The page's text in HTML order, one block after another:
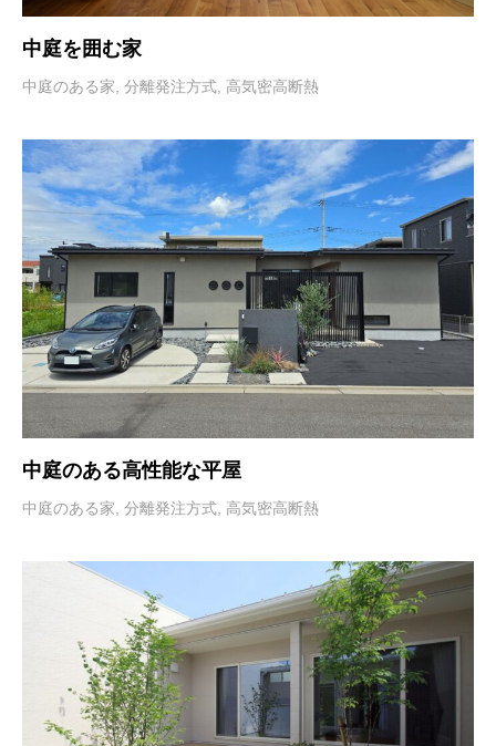
中庭を囲む家
中庭のある家, 分離発注方式, 高気密高断熱
中庭のある高性能な平屋
中庭のある家, 分離発注方式, 高気密高断熱